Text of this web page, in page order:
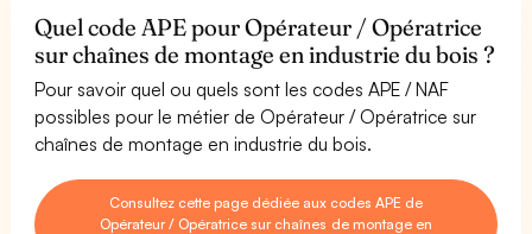
Quel code APE pour Opérateur / Opératrice
sur chaînes de montage en industrie du bois ?
Pour savoir quel ou quels sont les codes APE / NAF
possibles pour le métier de Opérateur / Opératrice sur
chaînes de montage en industrie du bois.
Consultez cette page dédiée aux codes APE de
Opérateur / Opératrice sur chaînes de montage en